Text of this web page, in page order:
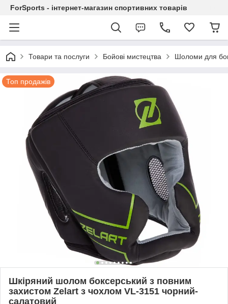
ForSports - інтернет-магазин спортивних товарів
Товари та послуги Бойові мистецтва Шоломи для
Топ продажів
Шкіряний шолом боксерський з повним
захистом Zelart з чохлом VL-3151 чорний-
салатовий